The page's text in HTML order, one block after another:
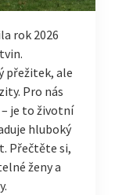
rok 2026
přežitek, ale
Pro nás
– je to životní
hluboký
Přečtěte si,
ženy a